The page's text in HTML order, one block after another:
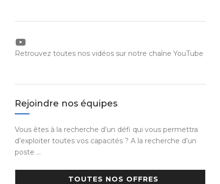
YouTube
Retrouvez toutes nos vidéos sur notre chaîne YouTube
Rejoindre nos équipes
Vous êtes à la recherche d’un défi qui vous permettra
d’exploiter toutes vos capacités ? A la recherche d’un
poste …
TOUTES NOS OFFRES